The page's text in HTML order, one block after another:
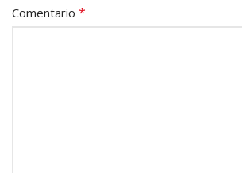
Comentario *